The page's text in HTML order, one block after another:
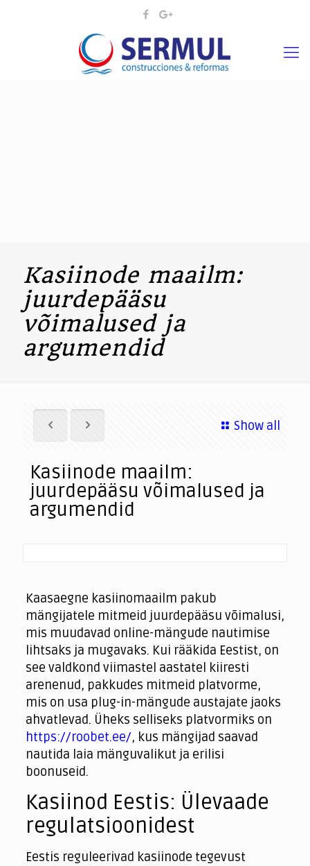
Kasiinode maailm:
juurdepääsu
võimalused ja
argumendid
Show all
Kasiinode maailm:
juurdepääsu võimalused ja
argumendid
Kaasaegne kasiinomaailm pakub
mängijatele mitmeid juurdepääsu võimalusi,
mis muudavad online-mängude nautimise
lihtsaks ja mugavaks. Kui rääkida Eestist, on
see valdkond viimastel aastatel kiiresti
arenenud, pakkudes mitmeid platvorme,
mis on usa plug-in-mängude austajate jaoks
ahvatlevad. Üheks selliseks platvormiks on
https://roobet.ee/, kus mängijad saavad
nautida laia mänguvalikut ja erilisi
boonuseid.
Kasiinod Eestis: Ülevaade
regulatsioonidest
Eestis reguleerivad kasiinode tegevust